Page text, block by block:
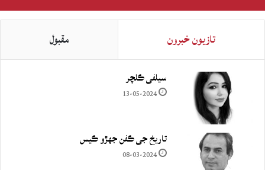
تازيون خبرون مقبول
سيلفي ڪلچر
13-05-2024
تاريخ جي ڪفن جھڙو ڪيس
08-03-2024